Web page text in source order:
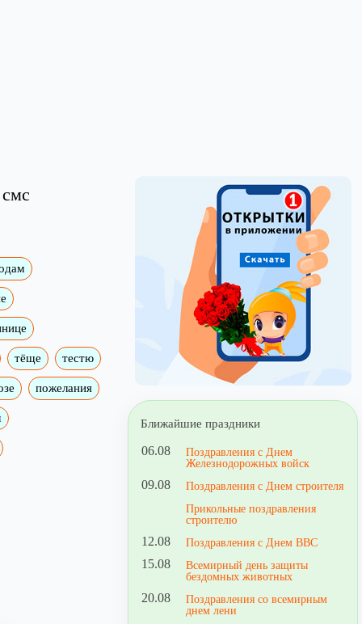
тёще тестю
пожелания
Ближайшие праздники
06.08
Поздравления с Днем
Железнодорожных войск
09.08
Поздравления с Днем строителя
Прикольные поздравления
строителю
12.08 Поздравления с Днем ВВС
15.08
Всемирный день защиты
бездомных животных
20.08
Поздравления со всемирным
днем лени